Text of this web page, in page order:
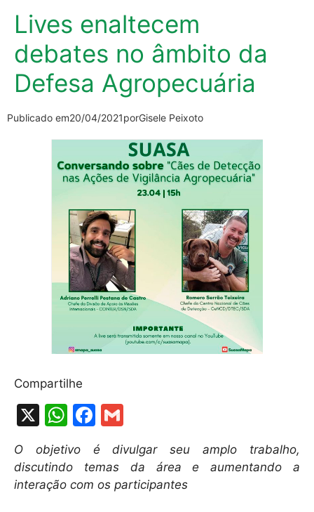
Lives enaltecem
debates no âmbito da
Defesa Agropecuária
Publicado em20/04/2021porGisele Peixoto
Compartilhe
X
W
at
s
F
a
c
e
m
ai
l
O objetivo é divulgar seu amplo trabalho,
discutindo temas da área e aumentando a
interação com os participantes